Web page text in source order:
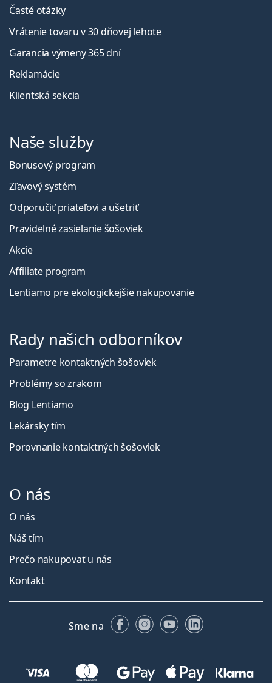
Časté otázky
Vrátenie tovaru v 30 dňovej lehote
Garancia výmeny 365 dní
Reklamácie
Klientská sekcia
Naše služby
Bonusový program
Zľavový systém
Odporučiť priateľovi a ušetriť
Pravidelné zasielanie šošoviek
Akcie
Affiliate program
Lentiamo pre ekologickejšie nakupovanie
Rady našich odborníkov
Parametre kontaktných šošoviek
Problémy so zrakom
Blog Lentiamo
Lekársky tím
Porovnanie kontaktných šošoviek
O nás
O nás
Náš tím
Prečo nakupovať u nás
Kontakt
Sme na FacebookuInstagrame
YouTubeLinkedIn